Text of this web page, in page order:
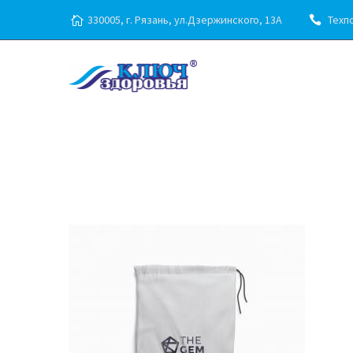
330005, г. Рязань, ул.Дзержинского, 13А